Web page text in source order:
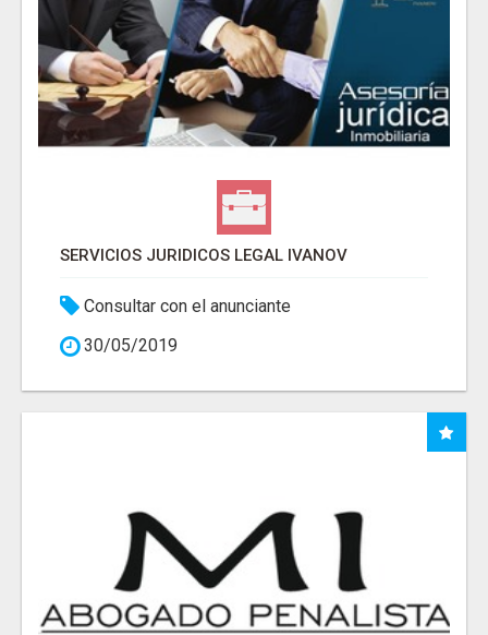
SERVICIOS JURIDICOS LEGAL IVANOV
Consultar con el anunciante
30/05/2019